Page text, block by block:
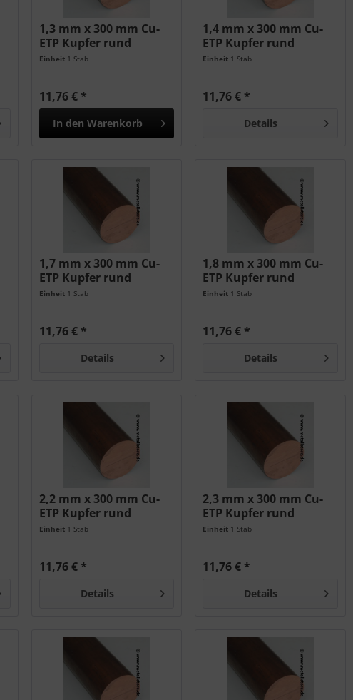
1,3 mm x 300 mm Cu-
ETP Kupfer rund
Einheit 1 Stab
11,76 € *
In den Warenkorb
1,4 mm x 300 mm Cu-
ETP Kupfer rund
Einheit 1 Stab
11,76 € *
Details
1,7 mm x 300 mm Cu-
ETP Kupfer rund
Einheit 1 Stab
11,76 € *
Details
1,8 mm x 300 mm Cu-
ETP Kupfer rund
Einheit 1 Stab
11,76 € *
Details
2,2 mm x 300 mm Cu-
ETP Kupfer rund
Einheit 1 Stab
11,76 € *
Details
2,3 mm x 300 mm Cu-
ETP Kupfer rund
Einheit 1 Stab
11,76 € *
Details